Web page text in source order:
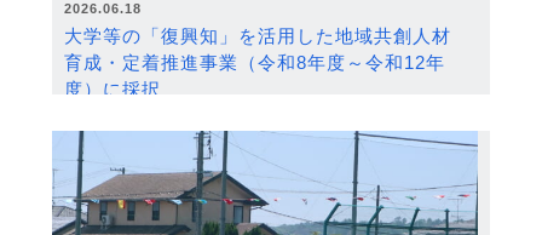
2026.06.18
大学等の「復興知」を活用した地域共創人材
育成・定着推進事業（令和8年度～令和12年
度）に採択